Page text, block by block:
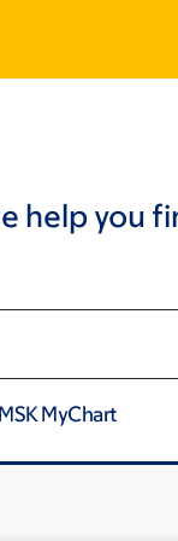
help you
MSK MyChart